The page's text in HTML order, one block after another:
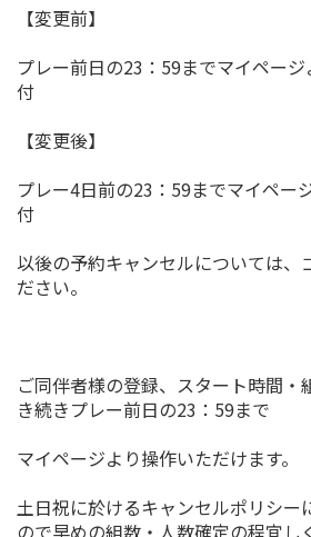
【変更前】
プレー前日の23：59までマイペー
付
【変更後】
プレー4日前の23：59までマイペー
付
以後の予約キャンセルについては、
ださい。
ご同伴者様の登録、スタート時間・
き続きプレー前日の23：59まで
マイページより操作いただけます。
土日祝に於けるキャンセルポリシー